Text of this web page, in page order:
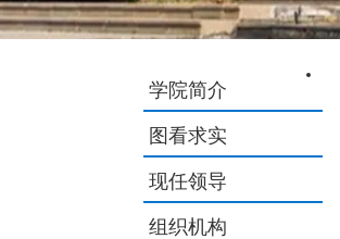
学院简介
图看求实
现任领导
组织机构